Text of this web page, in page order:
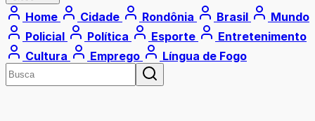
Home Cidade Rondônia Brasil
Mundo
Policial
Política Esporte
Entretenimento
Cultura
Emprego Língua de Fogo